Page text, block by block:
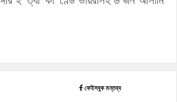
ফেইসবুক মন্তব্য